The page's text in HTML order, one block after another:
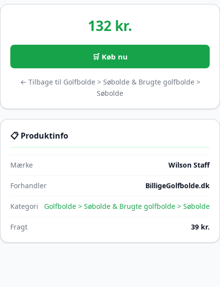
132 kr.
🛒 Køb nu
← Tilbage til Golfbolde > Søbolde & Brugte golfbolde >
Søbolde
📋 Produktinfo
Mærke Wilson Staff
Forhandler BilligeGolfbolde.dk
Kategori Golfbolde > Søbolde & Brugte golfbolde > Søbolde
Fragt 39 kr.